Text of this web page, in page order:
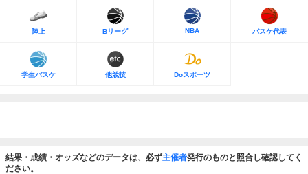
陸上 Bリーグ NBA バスケ代表
学生バスケ 他競技 Doスポーツ
結果・成績・オッズなどのデータは、必ず主催者発行のものと照合し確認してく
ださい。